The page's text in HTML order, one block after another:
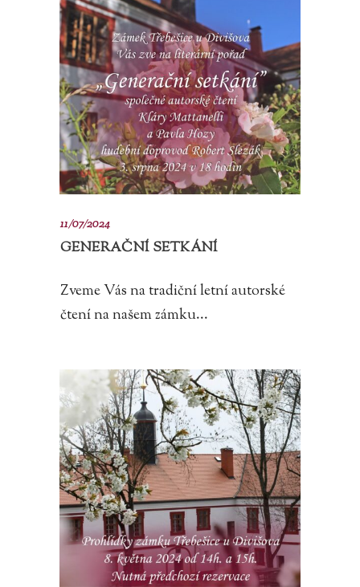
11/07/2024
GENERAČNÍ SETKÁNÍ
Zveme Vás na tradiční letní autorské
čtení na našem zámku...